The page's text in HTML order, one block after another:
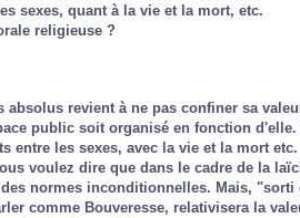
sexes, quant à la vie et la mort, etc.
religieuse ?
revient à ne pas confiner sa
public soit organisé en fonction d'elle. Il
entre les sexes, avec la vie et la mort etc.
voulez dire que dans le cadre de la
normes inconditionnelles. Mais, "sorti
comme Bouveresse, relativisera la